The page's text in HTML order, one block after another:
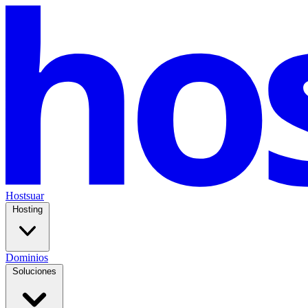
Hostsuar
Hosting
Dominios
Soluciones